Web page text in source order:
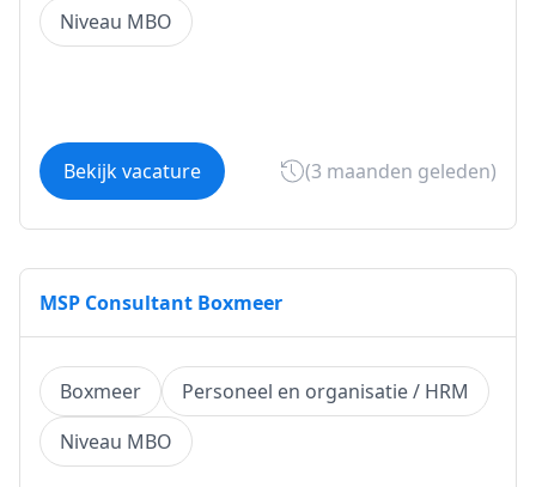
Niveau MBO
Bekijk vacature (3 maanden geleden)
MSP Consultant Boxmeer
Boxmeer
Personeel en organisatie / HRM
Niveau MBO